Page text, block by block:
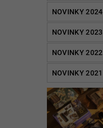
NOVINKY 2024
NOVINKY 2023
NOVINKY 2022
NOVINKY 2021